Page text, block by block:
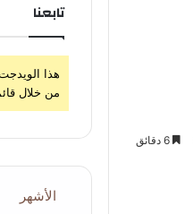
تابعنا
هذا
من خلال
الأشهر